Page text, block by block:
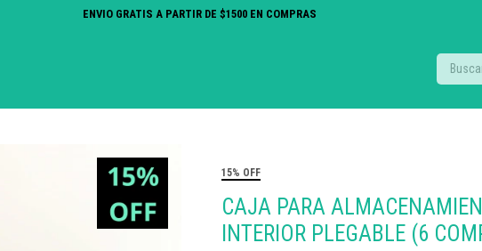
ENVIO GRATIS A PARTIR DE $1500 EN COMPRAS
15% OFF
CAJA PARA
INTERIOR PLEGABLE (6